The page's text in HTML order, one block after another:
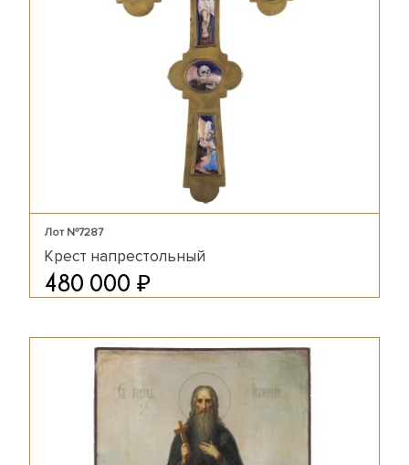
Лот №7287
Крест напрестольный
480 000 ₽